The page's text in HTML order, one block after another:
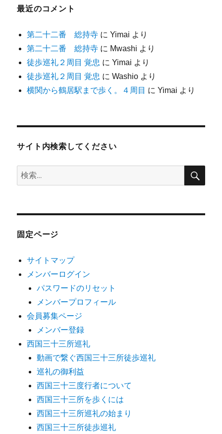
最近のコメント
第二十二番 総持寺 にYimai より
第二十二番 総持寺 に Mwashi より
徒歩巡礼２周目 覚忠 にYimai より
徒歩巡礼２周目 覚忠 にWashio より
横関から鶴居駅まで歩く。４周目 にYimai より
サイト内検索してください
検
索:
検
固定ページ
サイトマップ
メンバーログイン
パスワードのリセット
メンバープロフィール
会員募集ページ
メンバー登録
西国三十三所巡礼
動画で繋ぐ西国三十三所徒歩巡礼
巡礼の御利益
西国三十三度行者について
西国三十三所を歩くには
西国三十三所巡礼の始まり
西国三十三所徒歩巡礼